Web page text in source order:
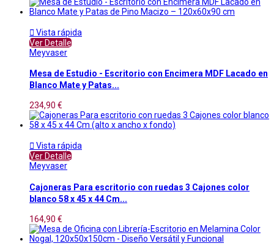
 Vista rápida
Ver Detalle
Meyvaser
Mesa de Estudio - Escritorio con Encimera MDF Lacado en
Blanco Mate y Patas...
234,90 €
 Vista rápida
Ver Detalle
Meyvaser
Cajoneras Para escritorio con ruedas 3 Cajones color
blanco 58 x 45 x 44 Cm...
164,90 €